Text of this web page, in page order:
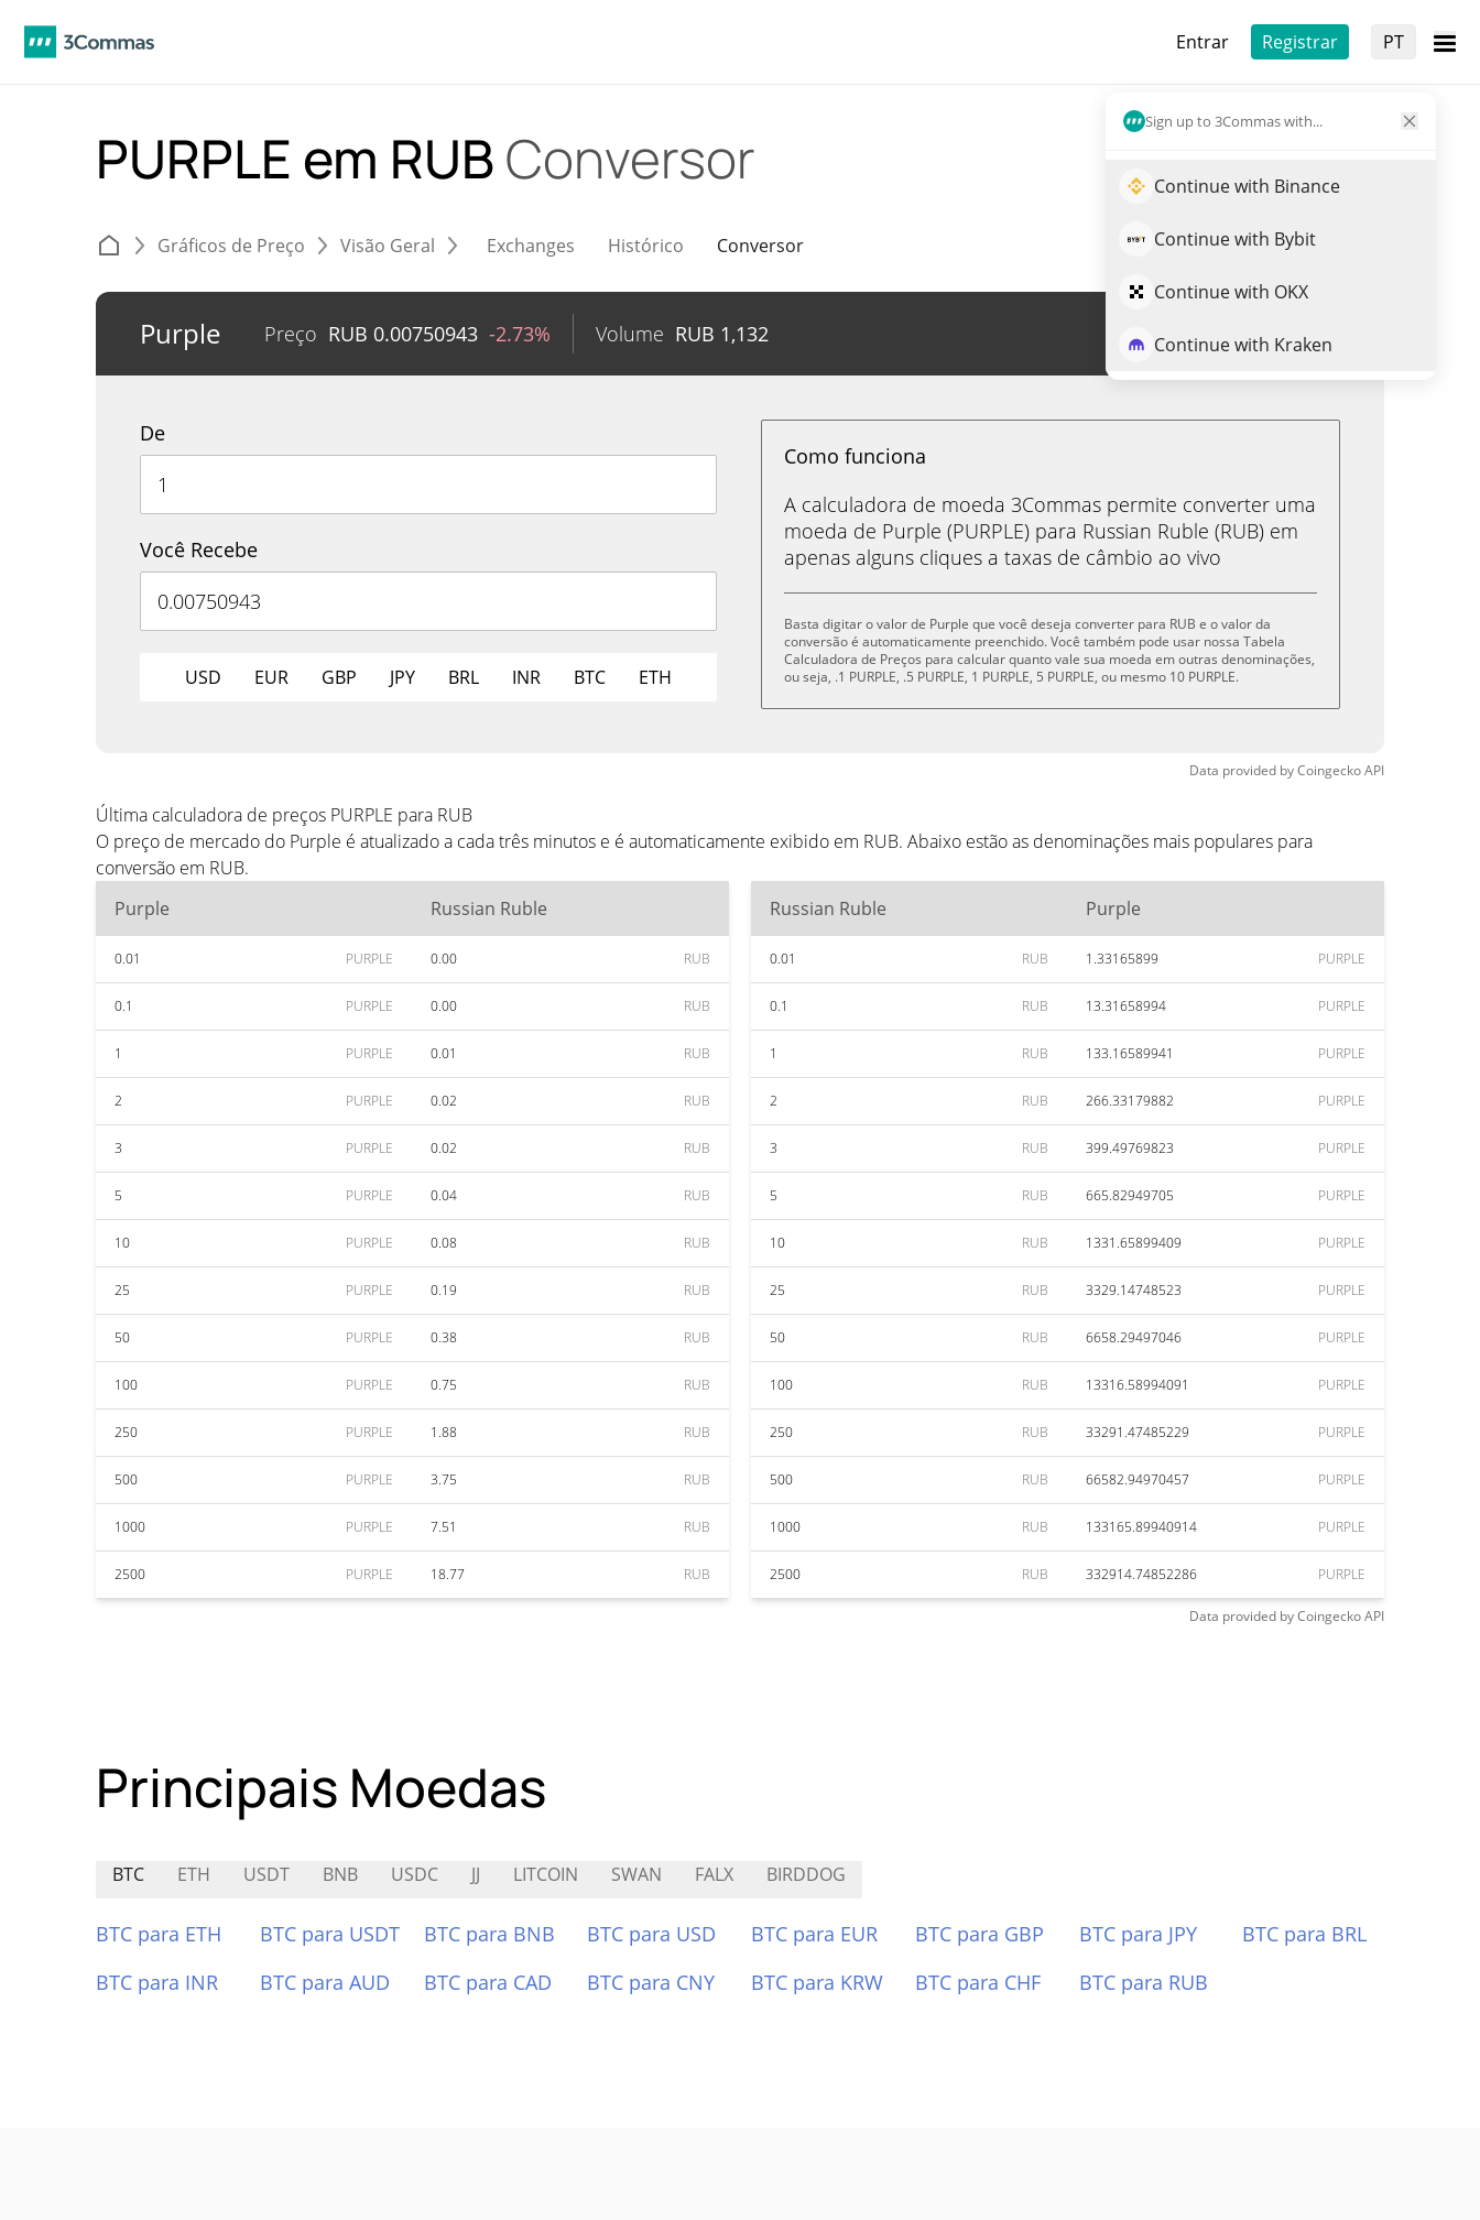
Entrar Registrar PT
Sign up to 3Commas with...
Continue with Binance
Continue with Bybit
Continue with OKX
Continue with Kraken
PURPLE em RUBConversor
Gráficos de Preço Visão Geral Exchanges Histórico Conversor
Purple Preço RUB 0.00750943 -2.73% Volume RUB 1,132 Trade de PURPLE
De
Você Recebe
USD EUR GBP JPY BRL INR BTC ETH
Como funciona
A calculadora de moeda 3Commas permite converter uma
moeda de Purple (PURPLE) para Russian Ruble (RUB) em
apenas alguns cliques a taxas de câmbio ao vivo
Basta digitar o valor de Purple que você deseja converter para RUB e o valor da
conversão é automaticamente preenchido. Você também pode usar nossa Tabela
Calculadora de Preços para calcular quanto vale sua moeda em outras denominações,
ou seja, .1 PURPLE, .5 PURPLE, 1 PURPLE, 5 PURPLE, ou mesmo 10 PURPLE.
Data provided byCoingeckoAPI
Última calculadora de preços PURPLE para RUB
O preço de mercado do Purple é atualizado a cada três minutos e é automaticamente exibido em RUB. Abaixo estão as denominações mais populares para
conversão em RUB.
Purple
Russian Ruble
0.01 PURPLE 0.00 RUB
0.1 PURPLE 0.00 RUB
1 PURPLE 0.01 RUB
2 PURPLE 0.02 RUB
3 PURPLE 0.02 RUB
5 PURPLE 0.04 RUB
10 PURPLE 0.08 RUB
25 PURPLE 0.19 RUB
50 PURPLE 0.38 RUB
100 PURPLE 0.75 RUB
250 PURPLE 1.88 RUB
500 PURPLE 3.75 RUB
1000 PURPLE 7.51 RUB
2500 PURPLE 18.77 RUB
Russian Ruble Purple
0.01 RUB 1.33165899 PURPLE
0.1 RUB 13.31658994 PURPLE
1 RUB 133.16589941 PURPLE
2 RUB 266.33179882 PURPLE
3 RUB 399.49769823 PURPLE
5 RUB 665.82949705 PURPLE
10 RUB 1331.65899409 PURPLE
25 RUB 3329.14748523 PURPLE
50 RUB 6658.29497046 PURPLE
100 RUB 13316.58994091 PURPLE
250 RUB 33291.47485229 PURPLE
500 RUB 66582.94970457 PURPLE
1000 RUB 133165.89940914 PURPLE
2500 RUB 332914.74852286 PURPLE
Data provided byCoingeckoAPI
Principais Moedas
BTC ETH USDT BNB USDC JJ LITCOIN SWAN FALX BIRDDOG
BTC para ETH BTC para USDT BTC para BNB BTC para USD BTC para EUR BTC para GBP BTC para JPY
BTC para BRL
BTC para INR
BTC para AUD BTC para CAD BTC para CNY BTC para KRW BTC para CHF BTC para RUB